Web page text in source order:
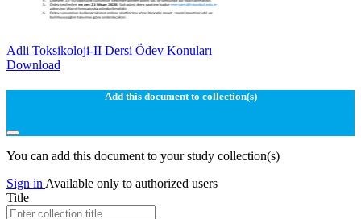
Adli Toksikoloji-II Dersi Ödev Konuları
Download
Add this document to collection(s)
You can add this document to your study collection(s)
Sign in Available only to authorized users
Title